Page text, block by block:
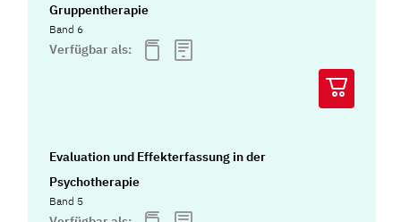
Gruppentherapie
Band 6
Verfügbar als:
Evaluation und Effekterfassung in der
Psychotherapie
Band 5